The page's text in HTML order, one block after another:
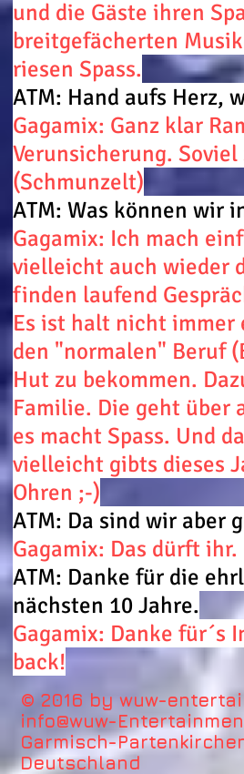
und die Gäste ihren
breitgefächerten
riesen Spass.
ATM: Hand aufs Herz,
Gagamix: Ganz klar
Verunsicherung.
(Schmunzelt)
ATM: Was können wir
Gagamix: Ich mach
vielleicht auch wieder
finden laufend
Es ist halt nicht immer
den "normalen" Beruf
Hut zu bekommen.
Familie. Die geht über
es macht Spass. Und
vielleicht gibts dieses
Ohren ;-)
ATM: Da sind wir aber
Gagamix: Das dürft
ATM: Danke für die
nächsten 10 Jahre.
Gagamix: Danke für´s
back!
© 2016 by wuw-
info@wuw-
Garmisch-
Deutschland